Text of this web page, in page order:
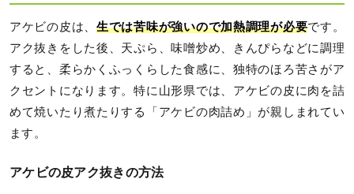
アケビの皮は、生では苦味が強いので加熱調理が必要です。
アク抜きをした後、天ぷら、味噌炒め、きんぴらなどに調理
すると、柔らかくふっくらした食感に、独特のほろ苦さがア
クセントになります。特に山形県では、アケビの皮に肉を詰
めて焼いたり煮たりする「アケビの肉詰め」が親しまれてい
ます。
アケビの皮アク抜きの方法